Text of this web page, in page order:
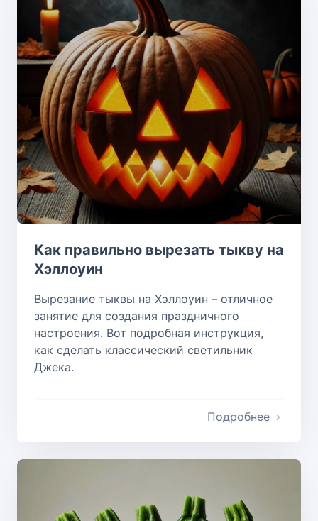
Как правильно вырезать тыкву на
Хэллоуин
Вырезание тыквы на Хэллоуин – отличное
занятие для создания праздничного
настроения. Вот подробная инструкция,
как сделать классический светильник
Джека.
Подробнее